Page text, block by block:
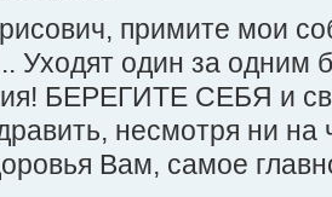
примите мои
Уходят один за одним
БЕРЕГИТЕ СЕБЯ и
несмотря ни
Вам, самое